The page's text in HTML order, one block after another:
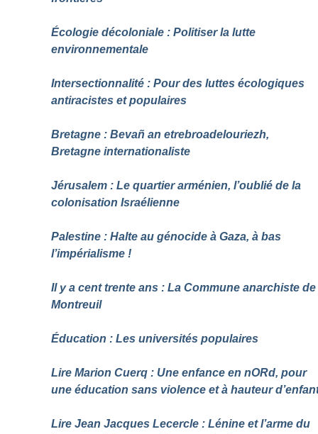
Écologie décoloniale : Politiser la lutte
environnementale
Intersectionnalité : Pour des luttes écologiques
antiracistes et populaires
Bretagne : Bevañ an etrebroadelouriezh,
Bretagne internationaliste
Jérusalem : Le quartier arménien, l’oublié de la
colonisation Israélienne
Palestine : Halte au génocide à Gaza, à bas
l’impérialisme !
Il y a cent trente ans : La Commune anarchiste de
Montreuil
Éducation : Les universités populaires
Lire Marion Cuerq : Une enfance en nORd, pour
une éducation sans violence et à hauteur
Lire Jean Jacques Lecercle : Lénine et l’arme du